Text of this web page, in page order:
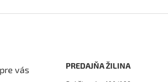
vás PREDAJŇA ŽILINA